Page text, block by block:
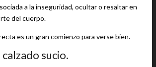
a la inseguridad, ocultar o resaltar en
del cuerpo.
es un gran comienzo para verse bien.
sucio.